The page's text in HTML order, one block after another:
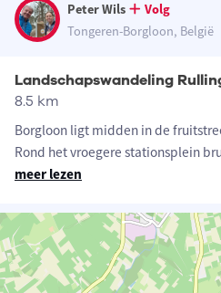
Peter Wils
Volg
Tongeren-Borgloon, België
Landschapswandeling
8.5 km
Borgloon ligt midden in de
Rond het vroegere stationsplein
meer lezen